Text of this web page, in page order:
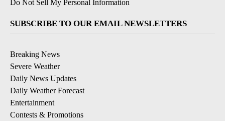
Do Not Sell My Personal Information
SUBSCRIBE TO OUR EMAIL NEWSLETTERS
Breaking News
Severe Weather
Daily News Updates
Daily Weather Forecast
Entertainment
Contests & Promotions